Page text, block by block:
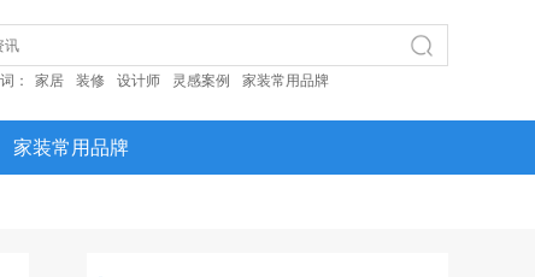
： 家居 装修 设计师 灵感案例 家装常用品牌
家装常用品牌